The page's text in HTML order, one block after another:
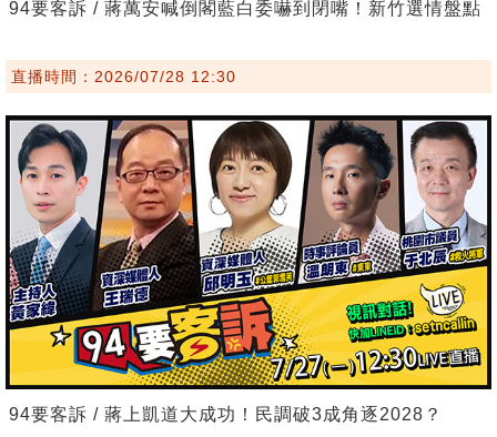
94要客訴 / 蔣萬安喊倒閣藍白委嚇到閉嘴！新竹選情盤點
直播時間：2026/07/28 12:30
94要客訴 / 蔣上凱道大成功！民調破3成角逐2028？